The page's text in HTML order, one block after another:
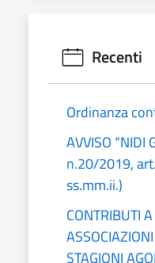
Recenti
Ordinanza
AVVISO “NIDI
n.20/2019,
ss.mm.ii.)
CONTRIBUTI
STAGIONI